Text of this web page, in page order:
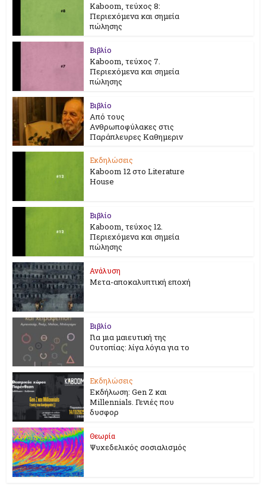
Kaboom, τεύχος 8:
Περιεχόμενα και σημεία
πώλησης
Βιβλίο
Kaboom, τεύχος 7.
Περιεχόμενα και σημεία
πώλησης
Βιβλίο
Από τους
Ανθρωποφύλακες στις
Παράπλευρες Καθημεριν
Εκδηλώσεις
Kaboom 12 στο Literature
House
Βιβλίο
Kaboom, τεύχος 12.
Περιεχόμενα και σημεία
πώλησης
Ανάλυση
Μετα-αποκαλυπτική εποχή
Βιβλίο
Για μια μαιευτική της
Ουτοπίας: λίγα λόγια για το
Εκδηλώσεις
Εκδήλωση: Gen Z και
Millennials. Γενιές που
δυσφορ
Θεωρία
Ψυχεδελικός σοσιαλισμός